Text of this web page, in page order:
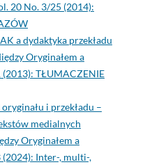
20 No. 3/25 (2014):
a dydaktyka przekładu
Oryginałem a
(2013): TŁUMACZENIE
i przekładu –
medialnych
Oryginałem a
(2024): Inter-, multi-,